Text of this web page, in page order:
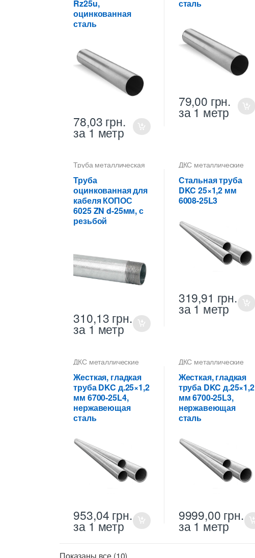
Rz25u,
оцинкованная
сталь
78,03 грн.
за 1 метр
сталь
79,00 грн.
за 1 метр
Труба металлическая
кабеля
Труба
оцинкованная для
кабеля КОПОС
6025 ZN d-25мм, с
резьбой
310,13 грн.
за 1 метр
ДКС металлические
металлическая 25 мм
для прокладки кабеля
Стальная труба
DKC 25×1,2 мм
6008-25L3
319,91 грн.
за 1 метр
ДКС металлические
трубы
металлическая 25 мм
для прокладки кабеля
Жесткая, гладкая
труба DKC д.25×1,2
мм 6700-25L4,
нержавеющая
сталь
953,04 грн.
за 1 метр
ДКС металлические
трубы
металлическая 25 мм
для прокладки кабеля
Жесткая, гладкая
труба DKC д.25×1,2
мм 6700-25L3,
нержавеющая
сталь
9999,00 грн.
за 1 метр